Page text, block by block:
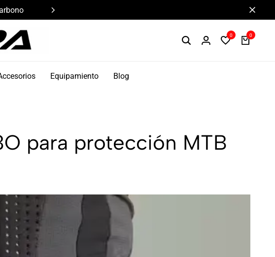
Componentes de alto rendimiento y bikepacking
0 0
Equipamiento Blog
para protección MTB